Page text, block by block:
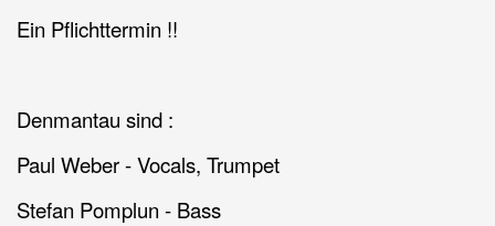
Ein Pflichttermin !!
Denmantau sind :
Paul Weber - Vocals, Trumpet
Stefan Pomplun - Bass